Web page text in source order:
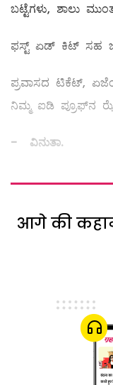
ಬಟ್ಟೆಗಳು, ಶಾಲು
ಫಸ್ಟ್ ಏಡ್‌ ಕಿಟ್‌ ಸಹ
ಪ್ರವಾಸದ ಟಿಕೆಟ್‌,
ನಿಮ್ಮ ಐಡಿ ಪ್ರೂಫ್‌ನ
- ವಿನುತಾ.
आगे की